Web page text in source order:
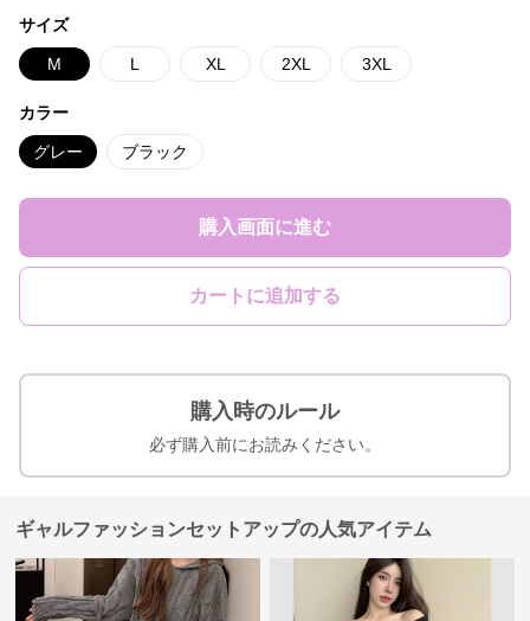
サイズ
M L XL 2XL 3XL
カラー
グレー ブラック
購入画面に進む
カートに追加する
購入時のルール
必ず購入前にお読みください。
ギャルファッションセットアップの人気アイテム